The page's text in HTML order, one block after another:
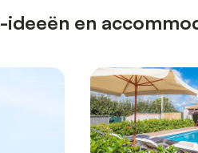
en